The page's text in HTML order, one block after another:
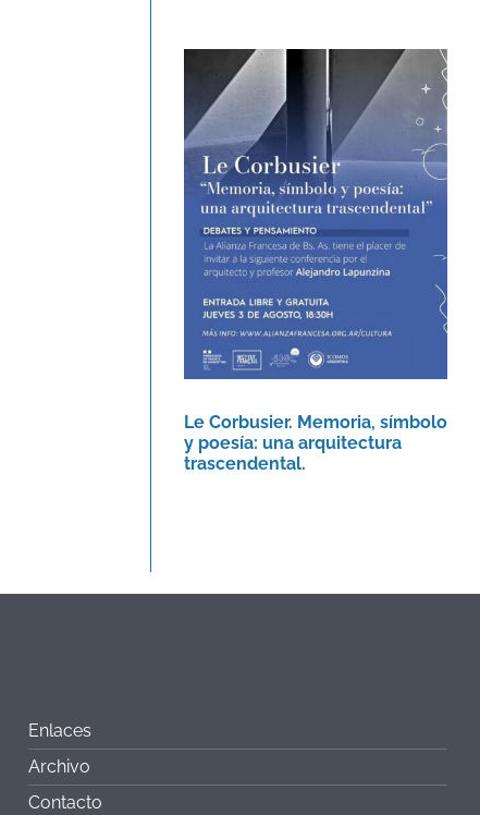
Le Corbusier. Memoria,
símbolo y poesía: una
arquitectura
trascendental.
Agenda
Le Corbusier. Memoria, símbolo
y poesía: una arquitectura
trascendental.
Enlaces
Archivo
Contacto